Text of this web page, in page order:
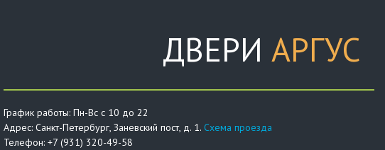
ДВЕРИ АРГУС
График работы: Пн-Вс с 10 до 22
Адрес:Санкт-Петербург, Заневский пост, д. 1. Схема проезда
Телефон: +7 (931) 320-49-58